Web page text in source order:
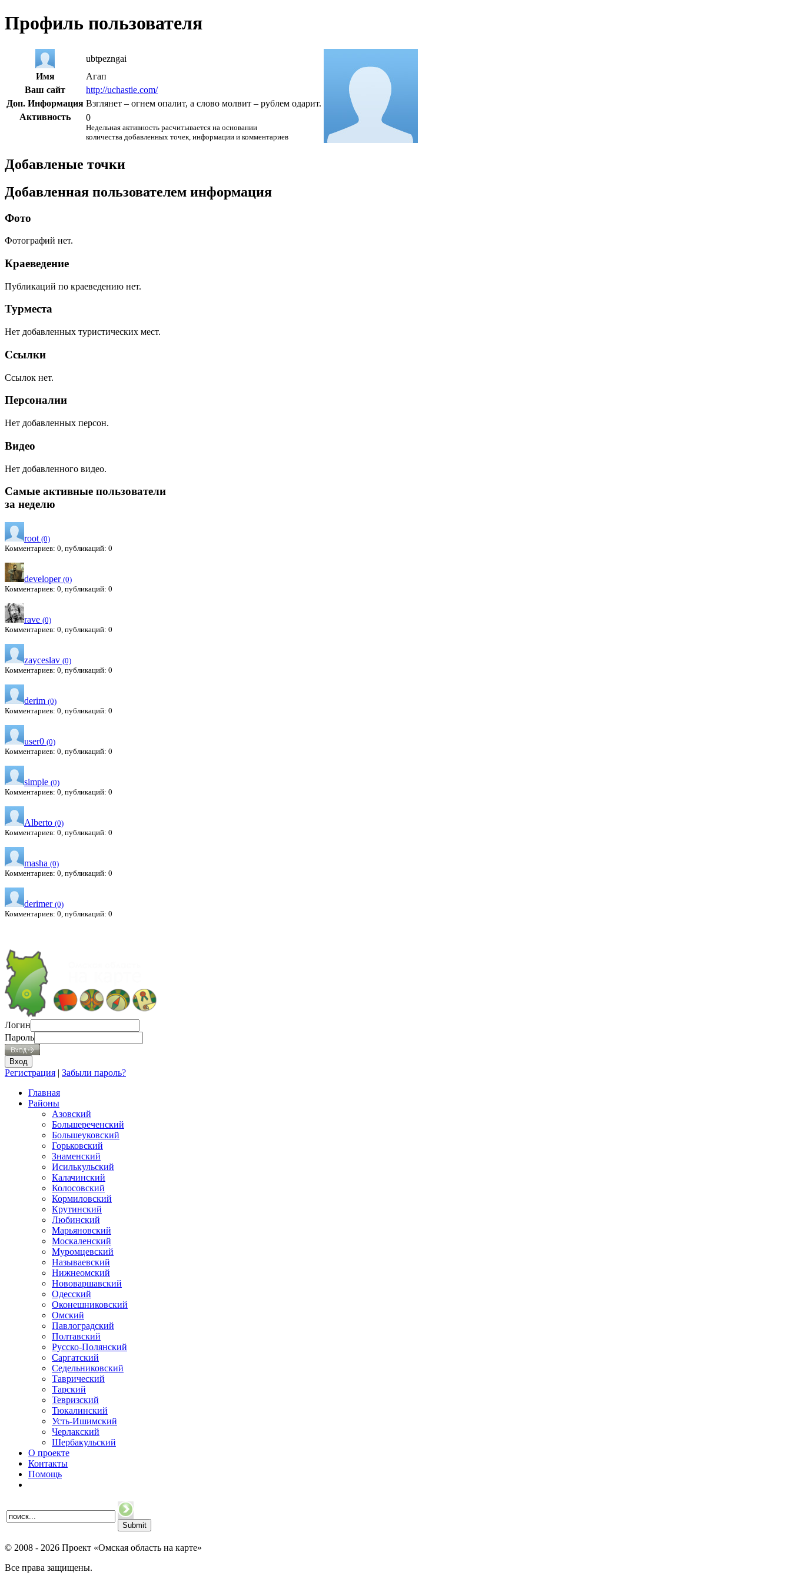
Профиль пользователя
ubtpezngai
Имя
Агап
Ваш сайт
http://uchastie.com/
Доп. Информация Взглянет – огнем опалит, а слово молвит – рублем одарит.
Активность
0
Недельная активность расчитывается на основании
количества добавленных точек, информации и комментариев
Добавленые точки
Добавленная пользователем информация
Фото
Фотографий нет.
Краеведение
Публикаций по краеведению нет.
Турместа
Нет добавленных туристических мест.
Ссылки
Ссылок нет.
Персоналии
Нет добавленных персон.
Видео
Нет добавленного видео.
Самые активные пользователи
за неделю
root (0)
Комментариев: 0, публикаций: 0
developer (0)
Комментариев: 0, публикаций: 0
rave (0)
Комментариев: 0, публикаций: 0
zayceslav (0)
Комментариев: 0, публикаций: 0
derim (0)
Комментариев: 0, публикаций: 0
user0 (0)
Комментариев: 0, публикаций: 0
simple (0)
Комментариев: 0, публикаций: 0
Alberto (0)
Комментариев: 0, публикаций: 0
masha (0)
Комментариев: 0, публикаций: 0
derimer (0)
Комментариев: 0, публикаций: 0
Логин
Пароль
Регистрация | Забыли пароль?
Главная
Районы
Азовский
Большереченский
Большеуковский
Горьковский
Знаменский
Исилькульский
Калачинский
Колосовский
Кормиловский
Крутинский
Любинский
Марьяновский
Москаленский
Муромцевский
Называевский
Нижнеомский
Нововаршавский
Одесский
Оконешниковский
Омский
Павлоградский
Полтавский
Русско-Полянский
Саргатский
Седельниковский
Таврический
Тарский
Тевризский
Тюкалинский
Усть-Ишимский
Черлакский
Шербакульский
О проекте
Контакты
Помощь
© 2008 - 2026 Проект «Омская область на карте»
Все права защищены.